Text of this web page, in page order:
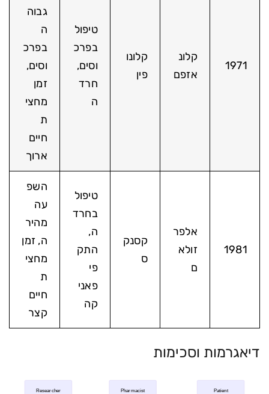
1971
קלונ
אזפם
קלונו
פין
טיפול
בפרכ
וסים,
חרד
ה
גבוה
ה
בפרכ
וסים,
זמן
מחצי
ת
חיים
ארוך
1981
אלפר
זולא
ם
קסנק
ס
טיפול
בחרד
ה,
התק
פי
פאני
קה
השפ
עה
מהיר
ה, זמן
מחצי
ת
חיים
קצר
דיאגרמות וסכימות
Researcher Pharmacist Patient